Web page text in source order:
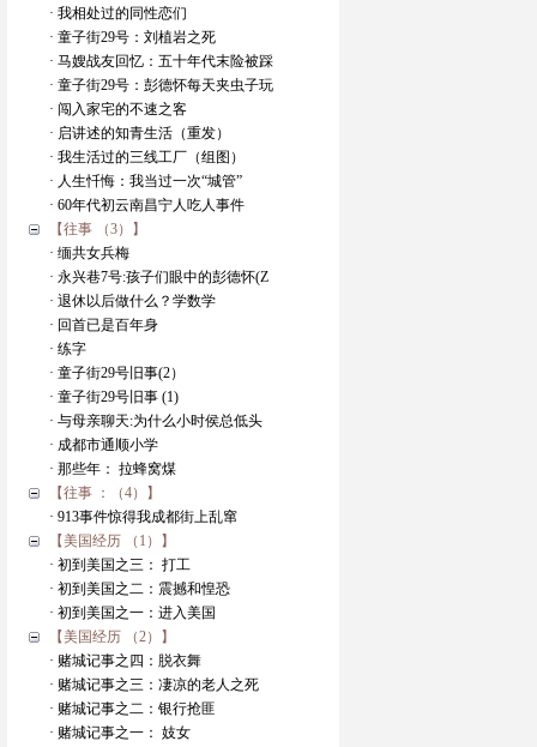
· 我相处过的同性恋们
· 童子街29号：刘植岩之死
· 马嫂战友回忆：五十年代末险被踩
· 童子街29号：彭德怀每天夹虫子玩
· 闯入家宅的不速之客
· 启讲述的知青生活（重发）
· 我生活过的三线工厂（组图）
· 人生忏悔：我当过一次“城管”
· 60年代初云南昌宁人吃人事件
【往事 （3）】
· 缅共女兵梅
· 永兴巷7号:孩子们眼中的彭德怀(Z
· 退休以后做什么？学数学
· 回首已是百年身
· 练字
· 童子街29号旧事(2）
· 童子街29号旧事 (1)
· 与母亲聊天:为什么小时侯总低头
· 成都市通顺小学
· 那些年： 拉蜂窝煤
【往事 ：（4）】
· 913事件惊得我成都街上乱窜
【美国经历 （1）】
· 初到美国之三： 打工
· 初到美国之二：震撼和惶恐
· 初到美国之一：进入美国
【美国经历 （2）】
· 赌城记事之四：脱衣舞
· 赌城记事之三：凄凉的老人之死
· 赌城记事之二：银行抢匪
· 赌城记事之一： 妓女